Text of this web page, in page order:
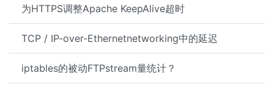
为HTTPS调整Apache KeepAlive超时
TCP / IP-over-Ethernetnetworking中的延迟
iptables的被动FTPstream量统计？